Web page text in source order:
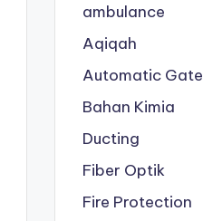
ambulance
Aqiqah
Automatic Gate
Bahan Kimia
Ducting
Fiber Optik
Fire Protection